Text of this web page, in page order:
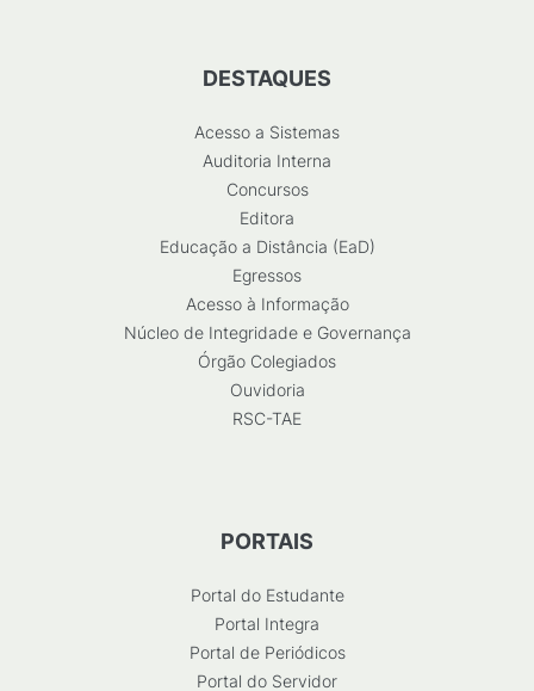
DESTAQUES
Acesso a Sistemas
Auditoria Interna
Concursos
Editora
Educação a Distância (EaD)
Egressos
Acesso à Informação
Núcleo de Integridade e Governança
Órgão Colegiados
Ouvidoria
RSC-TAE
PORTAIS
Portal do Estudante
Portal Integra
Portal de Periódicos
Portal do Servidor